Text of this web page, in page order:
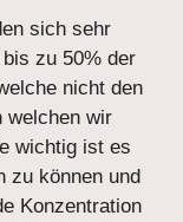
sich sehr
zu 50% der
nicht den
welchen wir
wichtig ist es
zu können und
Konzentration